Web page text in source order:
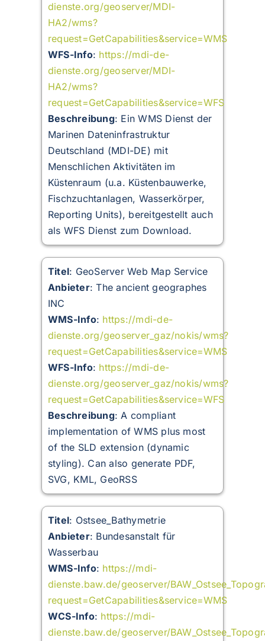
dienste.org/geoserver/MDI-
HA2/wms?
request=GetCapabilities&service=WMS
WFS-Info: https://mdi-de-
dienste.org/geoserver/MDI-
HA2/wms?
request=GetCapabilities&service=WFS
Beschreibung: Ein WMS Dienst der
Marinen Dateninfrastruktur
Deutschland (MDI-DE) mit
Menschlichen Aktivitäten im
Küstenraum (u.a. Küstenbauwerke,
Fischzuchtanlagen, Wasserkörper,
Reporting Units), bereitgestellt auch
als WFS Dienst zum Download.
Titel: GeoServer Web Map Service
Anbieter: The ancient geographes
INC
WMS-Info: https://mdi-de-
dienste.org/geoserver_gaz/nokis/wms?
request=GetCapabilities&service=WMS
WFS-Info: https://mdi-de-
dienste.org/geoserver_gaz/nokis/wms?
request=GetCapabilities&service=WFS
Beschreibung: A compliant
implementation of WMS plus most
of the SLD extension (dynamic
styling). Can also generate PDF,
SVG, KML, GeoRSS
Titel: Ostsee_Bathymetrie
Anbieter: Bundesanstalt für
Wasserbau
WMS-Info: https://mdi-
dienste.baw.de/geoserver/
request=GetCapabilities&service=WMS
WCS-Info: https://mdi-
dienste.baw.de/geoserver/